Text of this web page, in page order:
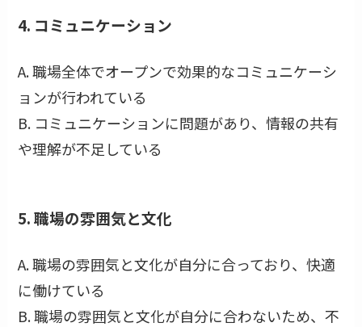
4. コミュニケーション
A. 職場全体でオープンで効果的なコミュニケーシ
ョンが行われている
B. コミュニケーションに問題があり、情報の共有
や理解が不足している
5. 職場の雰囲気と文化
A. 職場の雰囲気と文化が自分に合っており、快適
に働けている
B. 職場の雰囲気と文化が自分に合わないため、不